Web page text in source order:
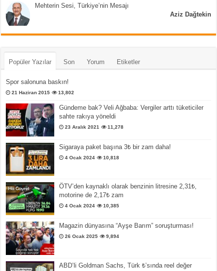
Mehterin Sesi, Türkiye’nin Mesajı
Aziz Dağtekin
Popüler Yazılar Son Yorum Etiketler
Spor salonuna baskın!
21 Haziran 2015 13,802
Gündeme bak? Veli Ağbaba: Vergiler arttı tüketiciler
sahte rakıya yöneldi
23 Aralık 2021 11,278
Sigaraya paket başına 3₺ bir zam daha!
4 Ocak 2024 10,818
ÖTV’den kaynaklı olarak benzinin litresine 2,31₺,
motorine de 2,17₺ zam
4 Ocak 2024 10,385
Magazin dünyasına “Ayşe Barım” soruşturması!
26 Ocak 2025 9,894
ABD’li Goldman Sachs, Türk ₺’sında reel değer